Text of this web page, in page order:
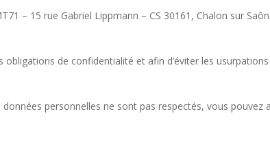
– 15 rue Gabriel Lippmann – CS 30161, Chalon sur
de confidentialité et afin d’éviter les
personnelles ne sont pas respectés, vous pouvez